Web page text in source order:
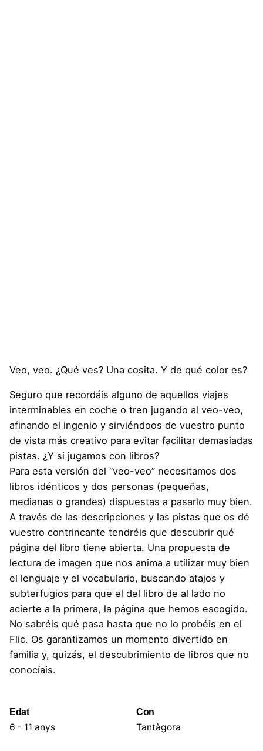
Veo, veo. ¿Qué ves? Una cosita. Y de qué color es?
Seguro que recordáis alguno de aquellos viajes
interminables en coche o tren jugando al veo-veo,
afinando el ingenio y sirviéndoos de vuestro punto
de vista más creativo para evitar facilitar demasiadas
pistas. ¿Y si jugamos con libros?
Para esta versión del “veo-veo” necesitamos dos
libros idénticos y dos personas (pequeñas,
medianas o grandes) dispuestas a pasarlo muy bien.
A través de las descripciones y las pistas que os dé
vuestro contrincante tendréis que descubrir qué
página del libro tiene abierta. Una propuesta de
lectura de imagen que nos anima a utilizar muy bien
el lenguaje y el vocabulario, buscando atajos y
subterfugios para que el del libro de al lado no
acierte a la primera, la página que hemos escogido.
No sabréis qué pasa hasta que no lo probéis en el
Flic. Os garantizamos un momento divertido en
familia y, quizás, el descubrimiento de libros que no
conocíais.
Edat
6 - 11 anys
Con
Tantàgora